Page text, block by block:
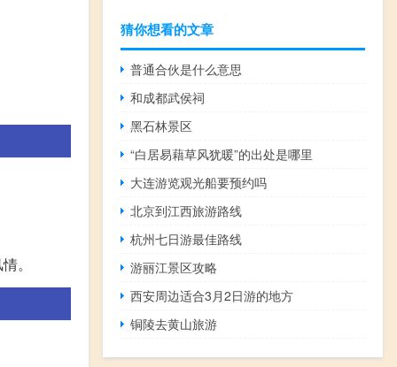
。
猜你想看的文章
普通合伙是什么意思
和成都武侯祠
黑石林景区
“白居易藉草风犹暖”的出处是哪里
大连游览观光船要预约吗
北京到江西旅游路线
杭州七日游最佳路线
游丽江景区攻略
西安周边适合3月2日游的地方
铜陵去黄山旅游